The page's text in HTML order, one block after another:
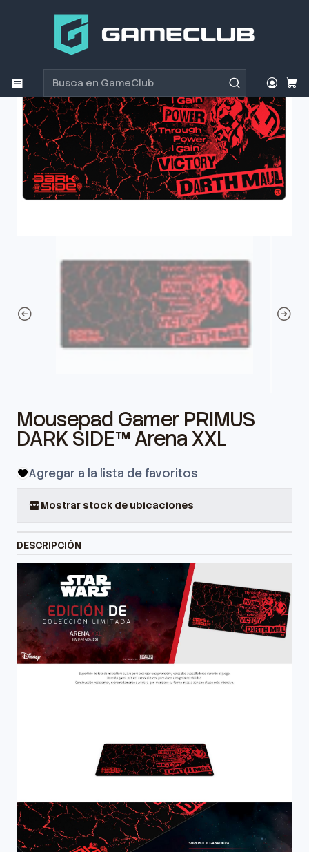
Productos
Mousepad Gamer PRIMUS DARK SIDE™ Arena XXL
Mousepad Gamer PRIMUS
DARK SIDE™ Arena XXL
Agregar a la lista de favoritos
Mostrar stock de ubicaciones
DESCRIPCIÓN